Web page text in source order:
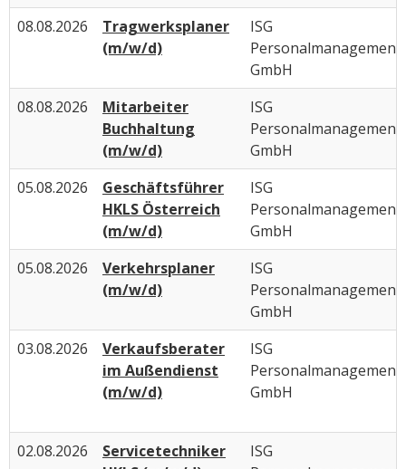
08.08.2026
Tragwerksplaner
(m/w/d)
ISG
Personalmanagement
GmbH
08.08.2026
Mitarbeiter
Buchhaltung
(m/w/d)
ISG
Personalmanagement
GmbH
05.08.2026
Geschäftsführer
HKLS Österreich
(m/w/d)
ISG
Personalmanagement
GmbH
05.08.2026
Verkehrsplaner
(m/w/d)
ISG
Personalmanagement
GmbH
03.08.2026
Verkaufsberater
im Außendienst
(m/w/d)
ISG
Personalmanagement
GmbH
02.08.2026
Servicetechniker
ISG